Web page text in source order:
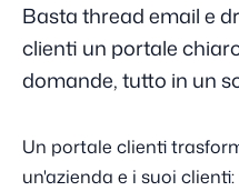
Basta thread email e
clienti un portale
domande, tutto in un
Un portale clienti
un'azienda e i suoi